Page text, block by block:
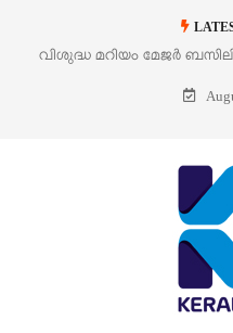
തിരുനാൾ
‘പെറ്റൽസ്’